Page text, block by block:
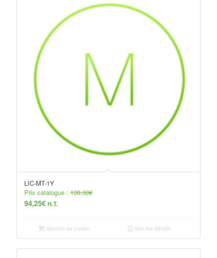
LIC-MT-1Y
Prix catalogue :130,00€
94,25€ H.T.
Ajouter au panier Voir les détails